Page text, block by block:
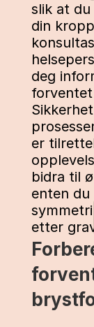
slik at
din
deg
er
bidra til
enten
etter